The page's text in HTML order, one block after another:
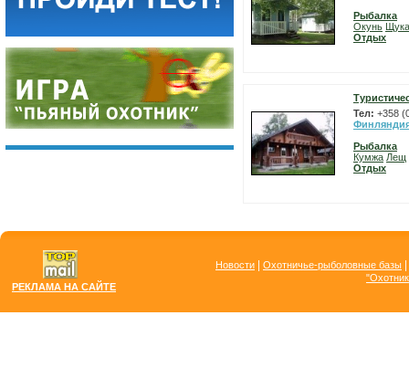
Рыбалка
Окунь Щука
Отдых
Тел: +358
Рыбалка
Кумжа Лещ
Отдых
РЕКЛАМА НА САЙТЕ
Новости Охотничье-рыболовные базы